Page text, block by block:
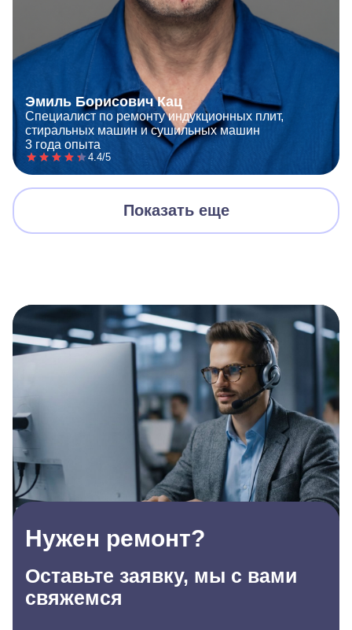
Эмиль Борисович Кац
Специалист по ремонту индукционных плит,
стиральных машин и сушильных машин
3 года опыта
4.4/5
Показать еще
Нужен ремонт?
Оставьте заявку, мы с вами
свяжемся